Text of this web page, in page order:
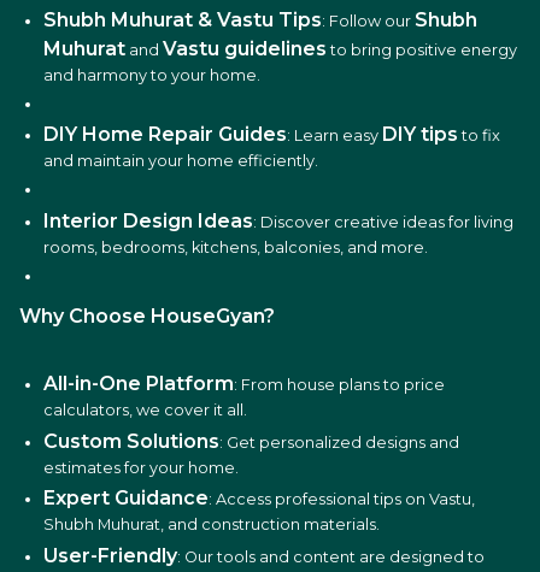
Shubh Muhurat & Vastu Tips: Follow our Shubh
Muhurat and Vastu guidelines to bring positive energy
and harmony to your home.
DIY Home Repair Guides: Learn easy DIY tips to fix
and maintain your home efficiently.
Interior Design Ideas: Discover creative ideas for living
rooms, bedrooms, kitchens, balconies, and more.
Why Choose HouseGyan?
All-in-One Platform: From house plans to price
calculators, we cover it all.
Custom Solutions: Get personalized designs and
estimates for your home.
Expert Guidance: Access professional tips on Vastu,
Shubh Muhurat, and construction materials.
User-Friendly: Our tools and content are designed to